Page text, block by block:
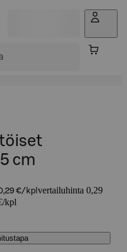
cm
€/kpl vertailuhinta 0,29
kpl